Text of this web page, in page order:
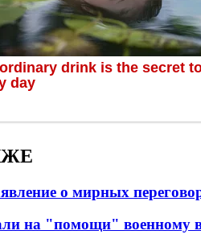
о мирных
на "помощи" военному